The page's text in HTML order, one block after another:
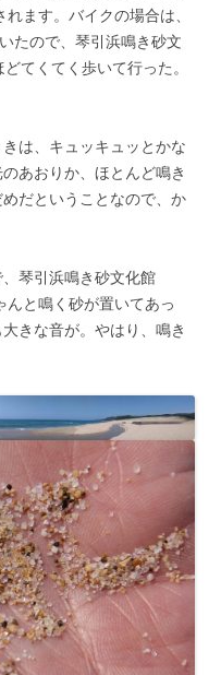
ます。バイクの場合は、
たので、琴引浜鳴き砂文
てくてく歩いて行った。
は、キュッキュッとかな
あおりか、ほとんど鳴き
だということなので、か
琴引浜鳴き砂文化館
と鳴く砂が置いてあっ
きな音が。やはり、鳴き